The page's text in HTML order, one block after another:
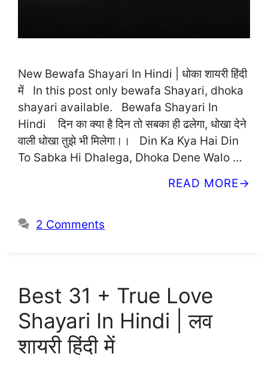
New Bewafa Shayari In Hindi | धोका शायरी हिंदी
में In this post only bewafa Shayari, dhoka
shayari available. Bewafa Shayari In
Hindi दिन का क्या है दिन तो सबका ही ढलेगा, धोखा देने
वाली धोखा तुझे भी मिलेगा।। Din Ka Kya Hai Din
To Sabka Hi Dhalega, Dhoka Dene Walo …
READ MORE
2 Comments
Best 31 + True Love
Shayari In Hindi | लव
शायरी हिंदी में